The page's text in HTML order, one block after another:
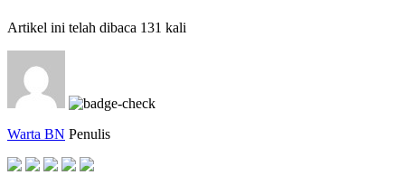
Artikel ini telah dibaca 131 kali
Warta BN Penulis